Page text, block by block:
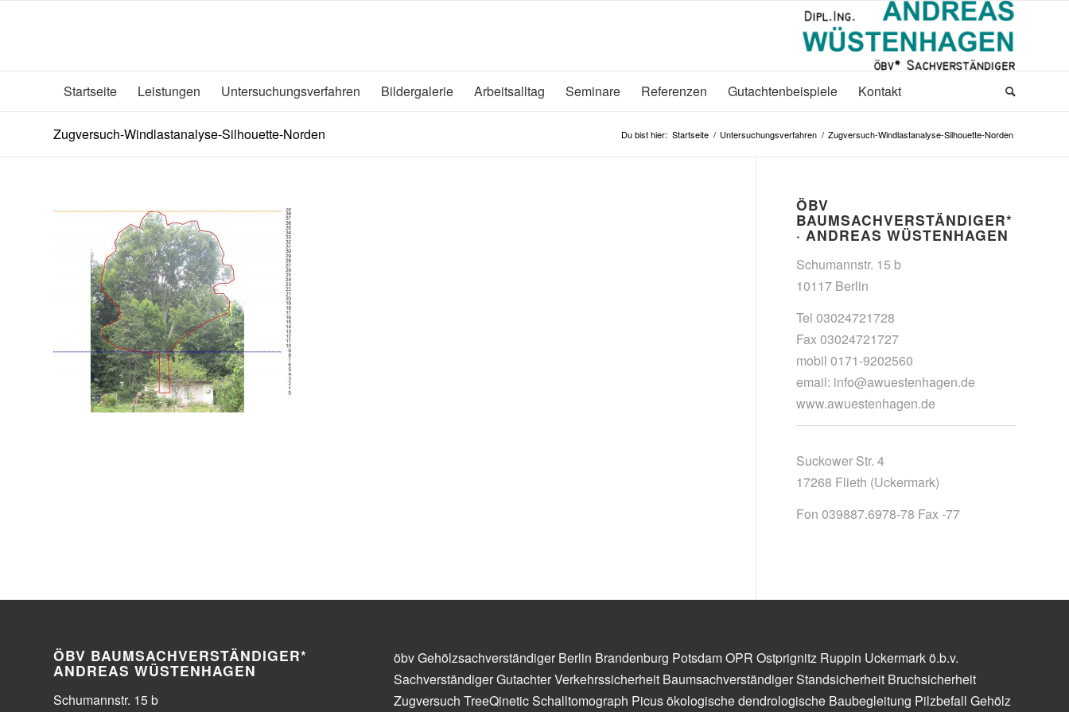
Startseite Leistungen Untersuchungsverfahren Bildergalerie Arbeitsalltag Seminare Referenzen Gutachtenbeispiele Kontakt
Zugversuch-Windlastanalyse-Silhouette-Norden Du bist hier: Startseite / Untersuchungsverfahren / Zugversuch-Windlastanalyse-Silhouette-Norden
ÖBV
BAUMSACHVERSTÄNDIGER*
· ANDREAS WÜSTENHAGEN
Schumannstr. 15 b
10117 Berlin
Tel 03024721728
Fax 03024721727
mobil 0171-9202560
email: info@awuestenhagen.de
www.awuestenhagen.de
Suckower Str. 4
17268 Flieth (Uckermark)
Fon 039887.6978-78 Fax -77
ÖBV BAUMSACHVERSTÄNDIGER*
ANDREAS WÜSTENHAGEN
Schumannstr. 15 b
öbv Gehölzsachverständiger Berlin Brandenburg Potsdam OPR Ostprignitz Ruppin Uckermark ö.b.v.
Sachverständiger Gutachter Verkehrssicherheit Baumsachverständiger Standsicherheit Bruchsicherheit
Zugversuch TreeQinetic Schalltomograph Picus ökologische dendrologische Baubegleitung Pilzbefall Gehölz